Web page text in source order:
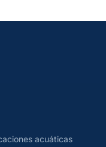
acuáticas